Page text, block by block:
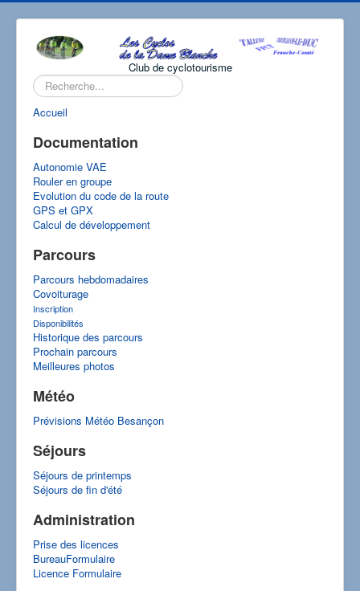
Club de cyclotourisme
Rechercher
Accueil
Documentation
Autonomie VAE
Rouler en groupe
Evolution du code de la route
GPS et GPX
Calcul de développement
Parcours
Parcours hebdomadaires
Covoiturage
Inscription
Disponibilités
Historique des parcours
Prochain parcours
Meilleures photos
Météo
Prévisions Météo Besançon
Séjours
Séjours de printemps
Séjours de fin d'été
Administration
Prise des licences
BureauFormulaire
Licence Formulaire